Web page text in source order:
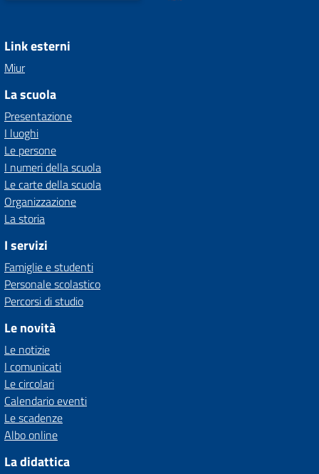
Link esterni
Miur
La scuola
Presentazione
I luoghi
Le persone
I numeri della scuola
Le carte della scuola
Organizzazione
La storia
I servizi
Famiglie e studenti
Personale scolastico
Percorsi di studio
Le novità
Le notizie
I comunicati
Le circolari
Calendario eventi
Le scadenze
Albo online
La didattica